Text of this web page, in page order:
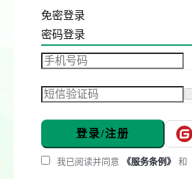
免密登录
密码登录
登录/注册
我已阅读并同意 《服务条例》 和